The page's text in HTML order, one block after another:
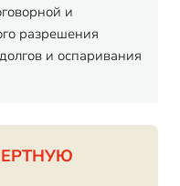
и
разрешения
и оспаривания